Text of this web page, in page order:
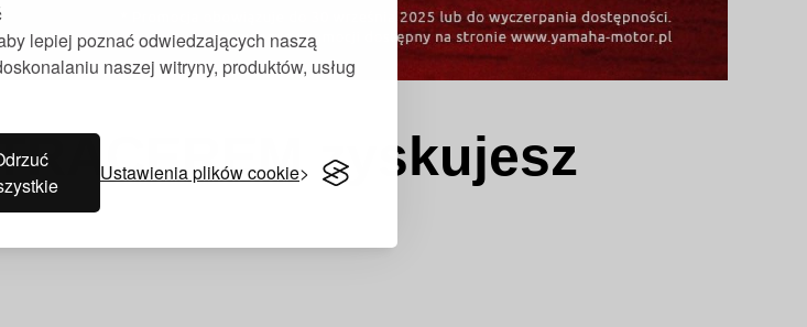
lepiej poznać odwiedzających naszą
naszej witryny, produktów, usług
Ustawienia plików cookie
zyskujesz